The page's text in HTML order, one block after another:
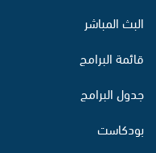
البث المباشر
قائمة البرامج
جدول البرامج
بودكاست